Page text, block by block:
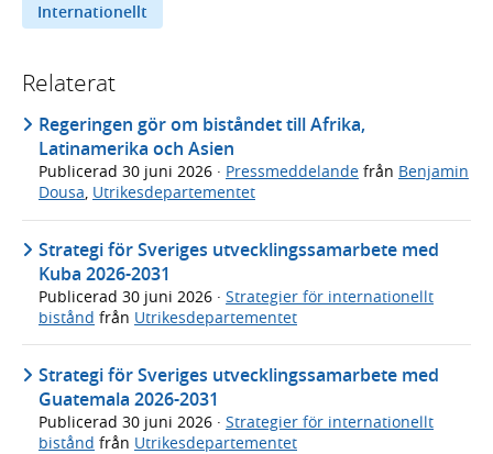
Internationellt
Relaterat
Regeringen gör om biståndet till Afrika,
Latinamerika och Asien
Publicerad 30 juni 2026 · Pressmeddelande från Benjamin
Dousa, Utrikesdepartementet
Strategi för Sveriges utvecklingssamarbete med
Kuba 2026-2031
Publicerad 30 juni 2026 · Strategier för internationellt
bistånd från Utrikesdepartementet
Strategi för Sveriges utvecklingssamarbete med
Guatemala 2026-2031
Publicerad 30 juni 2026 · Strategier för internationellt
bistånd från Utrikesdepartementet